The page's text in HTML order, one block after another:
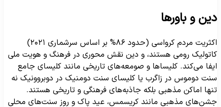
و باورها
اکثریت مردم کرواسی (حدود ۸۶% بر اساس سرشماری ۲۰۲۱)
رومی هستند، و دین نقش محوری در فرهنگ و هویت ملی
می‌کند. کلیساها و صومعه‌های تاریخی مانند کلیسای جامع
دوموس در زاگرب یا کلیسای سنت دومنیک در دوبروونیک نه
اماکن مذهبی بلکه جاذبه‌های فرهنگی و تاریخی هستند.
مذهبی مانند کریسمس، عید پاک و روز سنت‌های محلی